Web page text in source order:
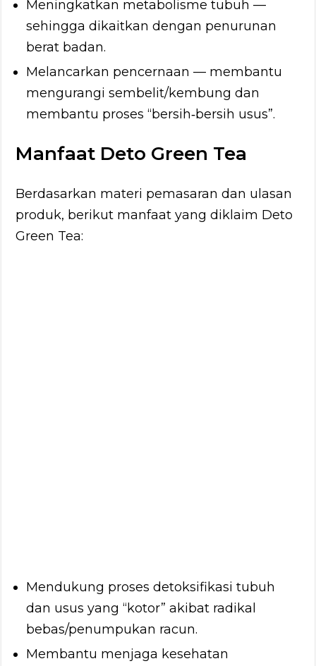
Meningkatkan metabolisme tubuh —
sehingga dikaitkan dengan penurunan
berat badan.
Melancarkan pencernaan — membantu
mengurangi sembelit/kembung dan
membantu proses “bersih‐bersih usus”.
Manfaat Deto Green Tea
Berdasarkan materi pemasaran dan ulasan
produk, berikut manfaat yang diklaim Deto
Green Tea:
Mendukung proses detoksifikasi tubuh
dan usus yang “kotor” akibat radikal
bebas/penumpukan racun.
Membantu menjaga kesehatan